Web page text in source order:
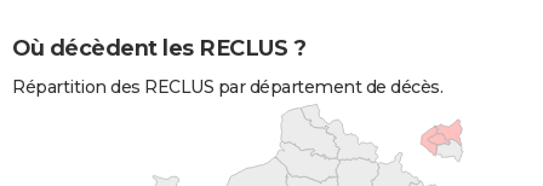
Où décèdent les RECLUS ?
Répartition des RECLUS par département de décès.